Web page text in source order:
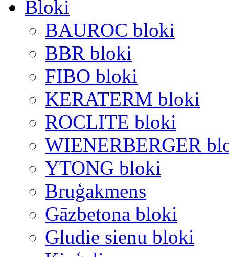
Bloki
BAUROC bloki
BBR bloki
FIBO bloki
KERATERM bloki
ROCLITE bloki
WIENERBERGER
YTONG bloki
Bruģakmens
Gāzbetona bloki
Gludie sienu bloki